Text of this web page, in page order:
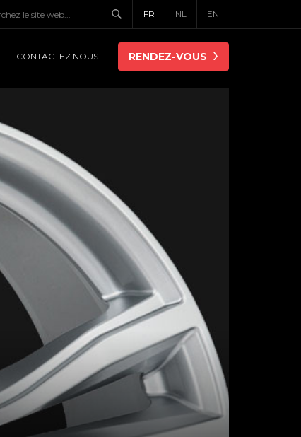
FR NL EN
CONTACTEZ NOUS RENDEZ-VOUS